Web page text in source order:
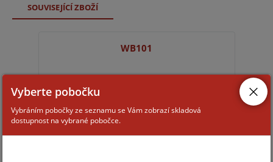
SOUVISEJÍCÍ ZBOŽÍ
WB101
Vyberte pobočku
Vybráním pobočky ze seznamu se Vám zobrazí skladová
dostupnost na vybrané pobočce.